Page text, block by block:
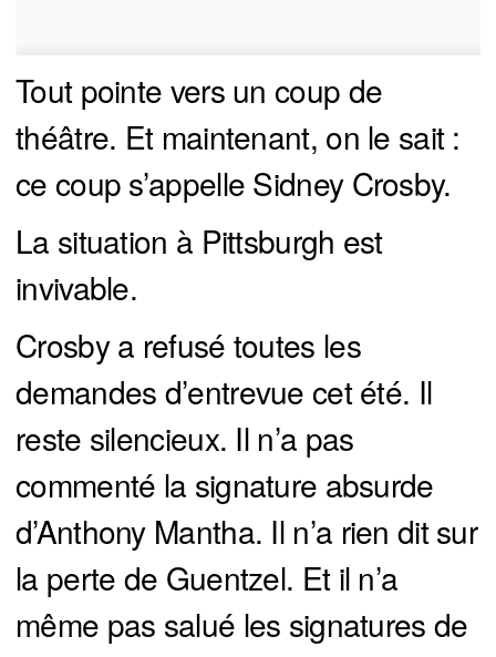
Tout pointe vers un coup de
théâtre. Et maintenant, on le sait :
ce coup s’appelle Sidney Crosby.
La situation à Pittsburgh est
invivable.
Crosby a refusé toutes les
demandes d’entrevue cet été. Il
reste silencieux. Il n’a pas
commenté la signature absurde
d’Anthony Mantha. Il n’a rien dit sur
la perte de Guentzel. Et il n’a
même pas salué les signatures de